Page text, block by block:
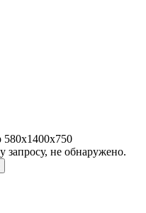
580х1400х750
запросу, не обнаружено.